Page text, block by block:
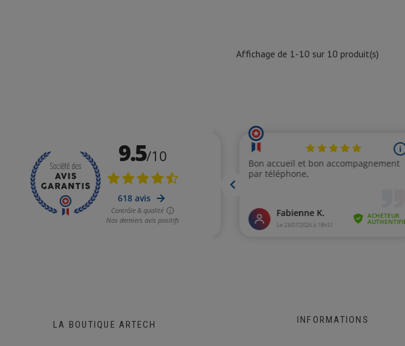
Affichage de 1-10 sur 10 produit(s)
LA BOUTIQUE ARTECH INFORMATIONS